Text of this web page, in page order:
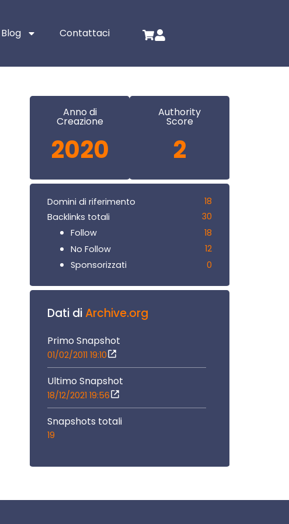
Blog Contattaci
Anno di
Creazione
2020
Authority
Score
2
Domini di riferimento
18
Backlinks totali
30
Follow
18
No Follow
12
Sponsorizzati
0
Dati diArchive.org
Primo Snapshot
01/02/2011 19:10
Ultimo Snapshot
18/12/2021 19:56
Snapshots totali
19